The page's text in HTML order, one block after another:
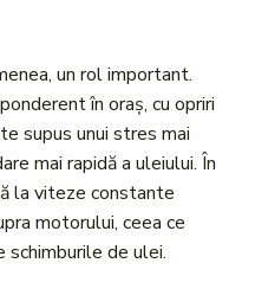
un rol important.
în oraș, cu opriri
supus unui stres mai
mai rapidă a uleiului. În
la viteze constante
motorului, ceea ce
de ulei.